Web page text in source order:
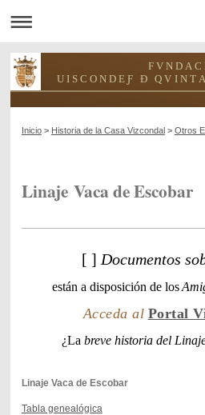
F V N D A
U I S C O N D E Ƒ Ð Q V I N T A
Inicio> Historia de la Casa Vizcondal> Otros
Linaje Vaca de Escobar
[ ] Documentos
están a disposición de los
Acceda al Portal
¿La breve historia del
Linaje Vaca de Escobar
Tabla genealógica